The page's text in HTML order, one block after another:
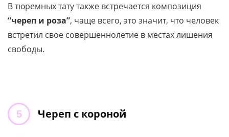
В тюремных тату также встречается композиция
“череп и роза”, чаще всего, это значит, что человек
встретил свое совершеннолетие в местах лишения
свободы.
Череп с короной